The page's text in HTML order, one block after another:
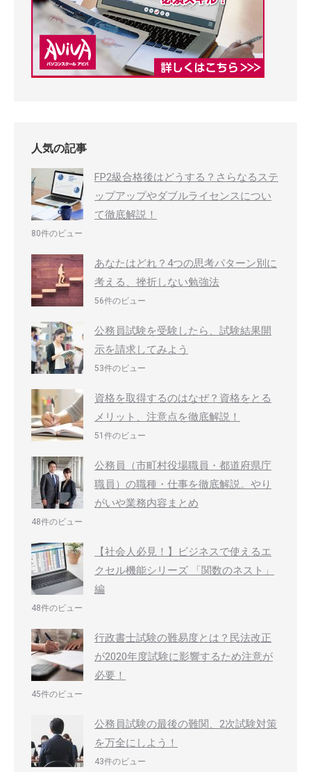
人気の記事
FP2級合格後はどうする？さらなるステ
ップアップやダブルライセンスについ
て徹底解説！
80件のビュー
あなたはどれ？4つの思考パターン別に
考える、挫折しない勉強法
56件のビュー
公務員試験を受験したら、試験結果開
示を請求してみよう
53件のビュー
資格を取得するのはなぜ？資格をとる
メリット、注意点を徹底解説！
51件のビュー
公務員（市町村役場職員・都道府県庁
職員）の職種・仕事を徹底解説。やり
がいや業務内容まとめ
48件のビュー
【社会人必見！】ビジネスで使えるエ
クセル機能シリーズ 「関数のネスト」
編
48件のビュー
行政書士試験の難易度とは？民法改正
が2020年度試験に影響するため注意が
必要！
45件のビュー
公務員試験の最後の難関、2次試験対策
を万全にしよう！
43件のビュー